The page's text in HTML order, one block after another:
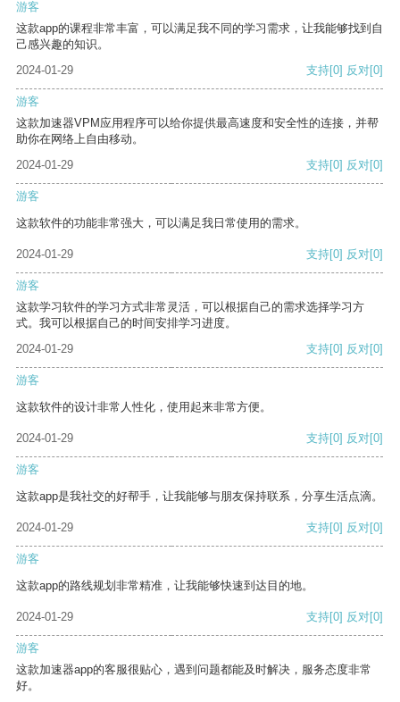
游客
这款app的课程非常丰富，可以满足我不同的学习需求，让我能够找到自
己感兴趣的知识。
2024-01-29
支持[0] 反对[0]
游客
这款加速器VPM应用程序可以给你提供最高速度和安全性的连接，并帮
助你在网络上自由移动。
2024-01-29
支持[0] 反对[0]
游客
这款软件的功能非常强大，可以满足我日常使用的需求。
2024-01-29 支持[0] 反对[0]
游客
这款学习软件的学习方式非常灵活，可以根据自己的需求选择学习方
式。我可以根据自己的时间安排学习进度。
2024-01-29
支持[0] 反对[0]
游客
这款软件的设计非常人性化，使用起来非常方便。
2024-01-29 支持[0] 反对[0]
游客
这款app是我社交的好帮手，让我能够与朋友保持联系，分享生活点滴。
2024-01-29 支持[0] 反对[0]
游客
这款app的路线规划非常精准，让我能够快速到达目的地。
2024-01-29 支持[0] 反对[0]
游客
这款加速器app的客服很贴心，遇到问题都能及时解决，服务态度非常
好。